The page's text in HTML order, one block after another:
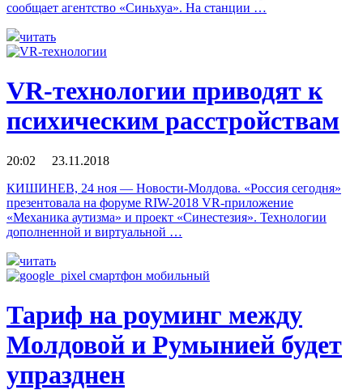
сообщает агентство «Синьхуа». На станции …
читать
VR-технологии приводят к
психическим расстройствам
20:02 23.11.2018
КИШИНЕВ, 24 ноя — Новости-Молдова. «Россия сегодня»
презентовала на форуме RIW-2018 VR-приложение
«Механика аутизма» и проект «Синестезия». Технологии
дополненной и виртуальной …
читать
Тариф на роуминг между
Молдовой и Румынией будет
упразднен